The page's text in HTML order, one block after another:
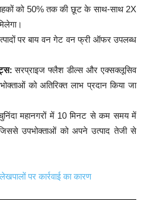
को 50% तक की छूट के साथ-साथ 2X
पर बाय वन गेट वन फ्री ऑफर उपलब्ध
सरप्राइज फ्लैश डील्स और एक्सक्लूसिव
को अतिरिक्त लाभ प्रदान किया जा
महानगरों में 10 मिनट से कम समय में
उपभोक्ताओं को अपने उत्पाद तेजी से
पर कार्रवाई का कारण